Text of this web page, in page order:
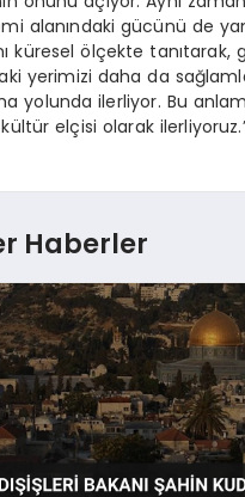
alanındaki gücünü de
küresel ölçekte tanıtarak,
yerimizi daha da
yolunda ilerliyor. Bu
elçisi olarak
Haberler